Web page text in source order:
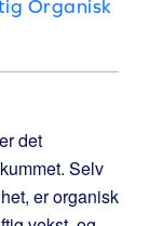
Organisk
det
Selv
er organisk